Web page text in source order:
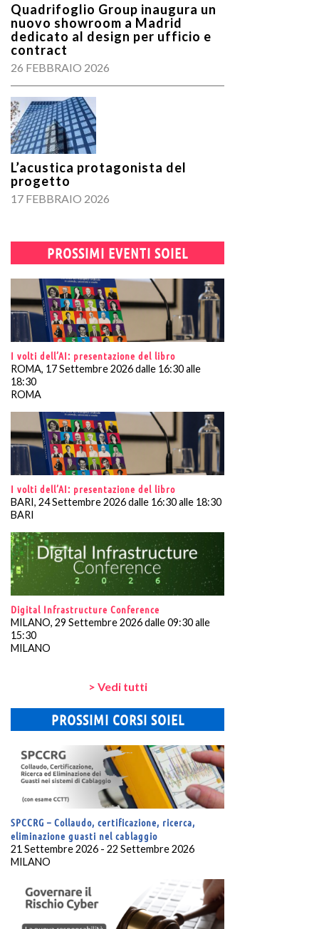
Quadrifoglio Group inaugura un
nuovo showroom a Madrid
dedicato al design per ufficio e
contract
26 FEBBRAIO 2026
L’acustica protagonista del
progetto
17 FEBBRAIO 2026
PROSSIMI EVENTI SOIEL
I volti dell’AI: presentazione del libro
ROMA, 17 Settembre 2026 dalle 16:30 alle
18:30
ROMA
I volti dell’AI: presentazione del libro
BARI, 24 Settembre 2026 dalle 16:30 alle 18:30
BARI
Digital Infrastructure Conference
MILANO, 29 Settembre 2026 dalle 09:30 alle
15:30
MILANO
> Vedi tutti
PROSSIMI CORSI SOIEL
SPCCRG – Collaudo, certificazione, ricerca,
eliminazione guasti nel cablaggio
21 Settembre 2026 - 22 Settembre 2026
MILANO